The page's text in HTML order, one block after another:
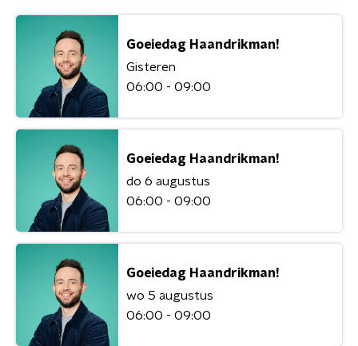
Goeiedag Haandrikman!
Gisteren
06:00 - 09:00
Goeiedag Haandrikman!
do 6 augustus
06:00 - 09:00
Goeiedag Haandrikman!
wo 5 augustus
06:00 - 09:00